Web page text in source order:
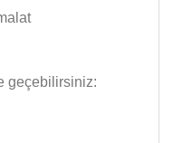
geçebilirsiniz: